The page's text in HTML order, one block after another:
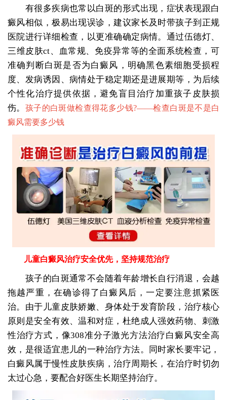
有很多疾病也常以白斑的形式出现，症状表现跟白
癜风相似，极易出现误诊，建议家长及时带孩子到正规
医院进行详细检查，以更准确确定病情。通过伍德灯、
三维皮肤ct、血常规、免疫异常等的全面系统检查，可
准确判断白斑是否为白癜风，明确黑色素细胞受损程
度、发病诱因、病情处于稳定期还是进展期等，为后续
个性化治疗提供依据，避免盲目治疗加重孩子皮肤损
伤。 孩子的白斑做检查得花多少钱?——检查白斑是不是白
癜风需要多少钱
儿童白癜风治疗安全优先，坚持规范治疗
孩子的白斑通常不会随着年龄增长自行消退，会越
拖越严重，在确诊得了白癜风后，一定要注意抓紧医
治。由于儿童皮肤娇嫩、身体处于发育阶段，治疗核心
原则是安全有效、温和对症，杜绝成人强效药物、刺激
性治疗方式，像308准分子激光方法治疗白癜风安全高
效，是很适宜患儿的一种治疗方法。同时家长要牢记，
白癜风属于慢性皮肤疾病，治疗周期长，在治疗时切勿
太过心急，要配合好医生长期坚持治疗。